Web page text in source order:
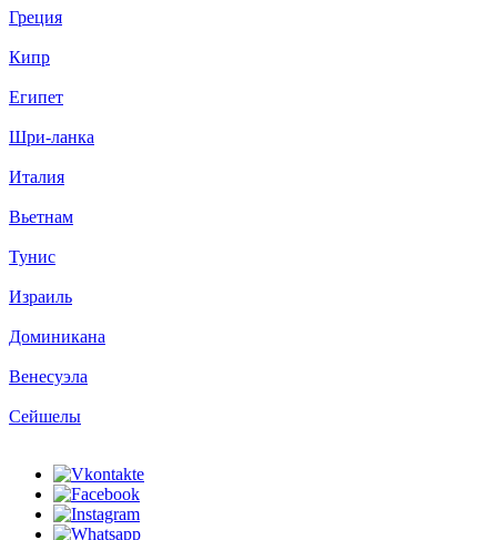
Греция
Кипр
Египет
Шри-ланка
Италия
Вьетнам
Тунис
Израиль
Доминикана
Венесуэла
Сейшелы